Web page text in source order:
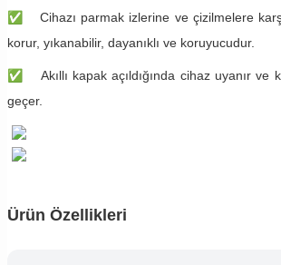
✅Cihazı parmak izlerine ve çizilmelere
korur, yıkanabilir, dayanıklı ve koruyucudur.
✅ Akıllı kapak açıldığında cihaz uyanır ve
geçer.
Ürün Özellikleri